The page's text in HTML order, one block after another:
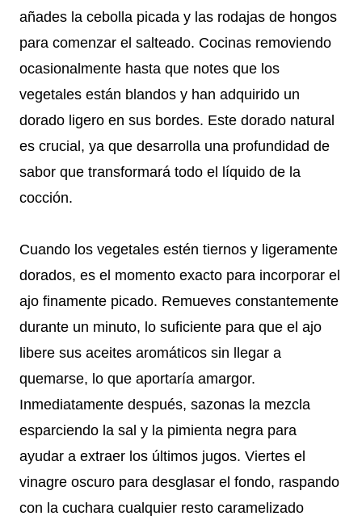
añades la cebolla picada y las rodajas de hongos
para comenzar el salteado. Cocinas removiendo
ocasionalmente hasta que notes que los
vegetales están blandos y han adquirido un
dorado ligero en sus bordes. Este dorado natural
es crucial, ya que desarrolla una profundidad de
sabor que transformará todo el líquido de la
cocción.
Cuando los vegetales estén tiernos y ligeramente
dorados, es el momento exacto para incorporar el
ajo finamente picado. Remueves constantemente
durante un minuto, lo suficiente para que el ajo
libere sus aceites aromáticos sin llegar a
quemarse, lo que aportaría amargor.
Inmediatamente después, sazonas la mezcla
esparciendo la sal y la pimienta negra para
ayudar a extraer los últimos jugos. Viertes el
vinagre oscuro para desglasar el fondo, raspando
con la cuchara cualquier resto caramelizado